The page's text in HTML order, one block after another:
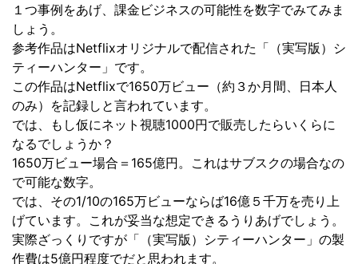
１つ事例をあげ、課金ビジネスの可能性を数字でみてみま
しょう。
参考作品はNetflixオリジナルで配信された「（実写版）シ
ティーハンター」です。
この作品はNetflixで1650万ビュー（約３か月間、日本人
のみ）を記録しと言われています。
では、もし仮にネット視聴1000円で販売したらいくらに
なるでしょうか？
1650万ビュー場合＝165億円。これはサブスクの場合なの
で可能な数字。
では、その1/10の165万ビューならば16億５千万を売り上
げています。これが妥当な想定できるうりあげでしょう。
実際ざっくりですが「（実写版）シティーハンター」の製
作費は5億円程度でだと思われます。